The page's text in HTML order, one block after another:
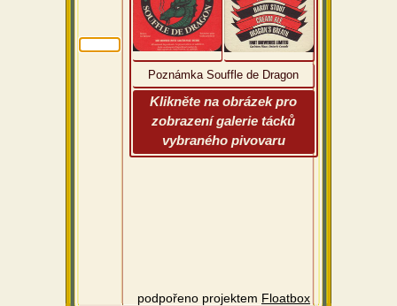
Poznámka Souffle de Dragon
Klikněte na obrázek pro
zobrazení galerie tácků
vybraného pivovaru
podpořeno projektem Floatbox